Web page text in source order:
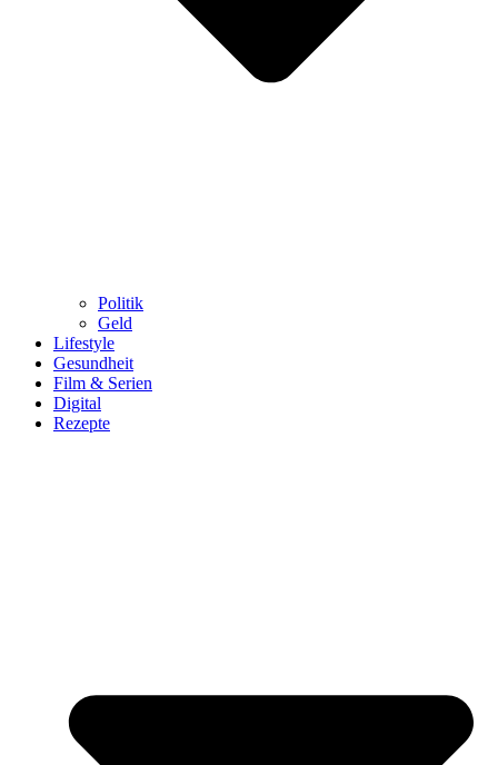
Politik
Geld
Lifestyle
Gesundheit
Film & Serien
Digital
Rezepte